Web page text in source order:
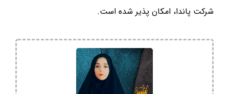
شرکت پاندا، امکان پذیر شده است.